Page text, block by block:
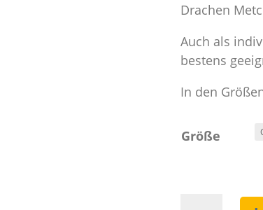
Drachen
Auch als
bestens
In den
Größe